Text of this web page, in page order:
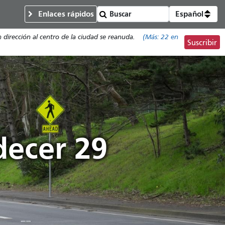
Enlaces rápidos Español
dirección al centro de la ciudad se reanuda. (Más: 22 en
Suscribir
29